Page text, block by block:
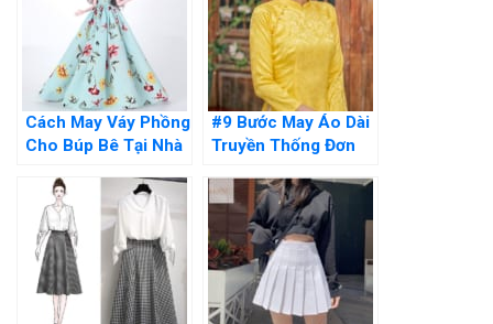
Cách May Váy Phồng
Cho Búp Bê Tại Nhà
#9 Bước May Áo Dài
Truyền Thống Đơn
Nhà